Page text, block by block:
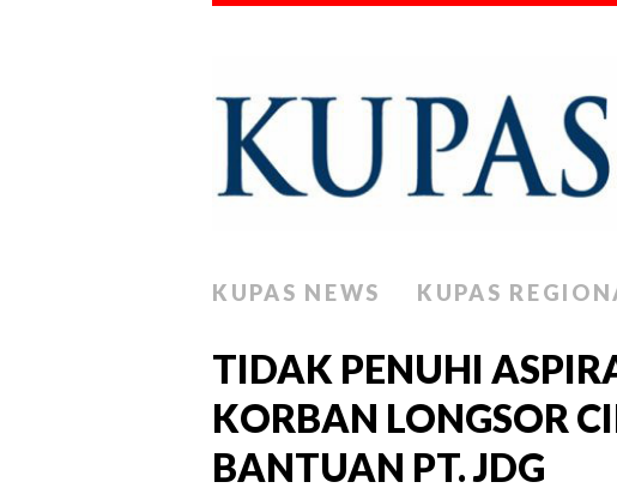
KUPAS NEWS KUPAS
TIDAK PENUHI
KORBAN LONGSOR
BANTUAN PT. JDG